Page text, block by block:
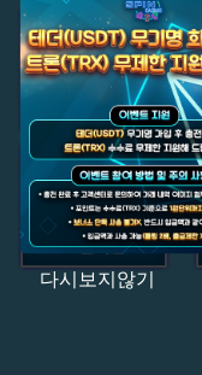
다시보지않기